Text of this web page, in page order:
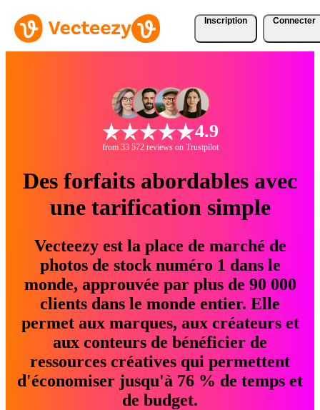
Inscription Connecter
4.9
from 33 572 reviews on Trustpilot
Des forfaits abordables avec
une tarification simple
Vecteezy est la place de marché de
photos de stock numéro 1 dans le
monde, approuvée par plus de 90 000
clients dans le monde entier. Elle
permet aux marques, aux créateurs et
aux conteurs de bénéficier de
ressources créatives qui permettent
d'économiser jusqu'à 76 % de temps et
de budget.